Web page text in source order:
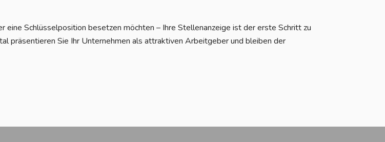
eine Schlüsselposition besetzen möchten – Ihre Stellenanzeige ist der erste Schritt zu
präsentieren Sie Ihr Unternehmen als attraktiven Arbeitgeber und bleiben der